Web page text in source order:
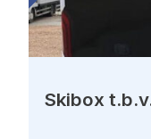
Skibox